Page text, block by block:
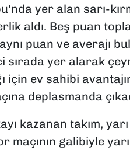
yer alan sarı-
aldı. Beş puan
puan ve averajı
sırada yer alarak
için ev sahibi
deplasmanda
kazanan takım,
galibiyle